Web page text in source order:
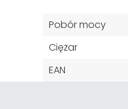
Pobór mocy
Ciężar
EAN